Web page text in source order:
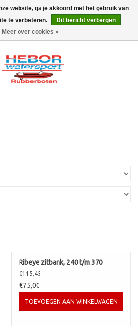
0 Artikelen - €0,00
Ribeye zitbank, 240 t/m 370
€115,45
€75,00
TOEVOEGEN AAN WINKELWAGEN
website, ga je akkoord met het gebruik van
te verbeteren.
Dit bericht verbergen
Meer over cookies »